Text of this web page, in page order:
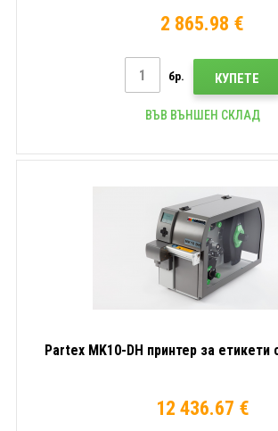
2 865.98 €
бр. КУПЕТЕ
ВЪВ ВЪНШЕН СКЛАД
Partex MK10-DH принтер за етикети
12 436.67 €